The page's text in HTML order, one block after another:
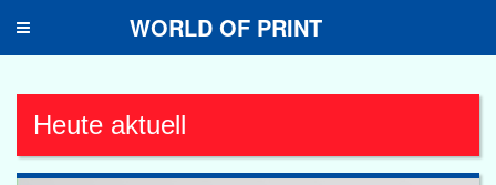
Toggle
WORLD OF PRINT
Heute aktuell